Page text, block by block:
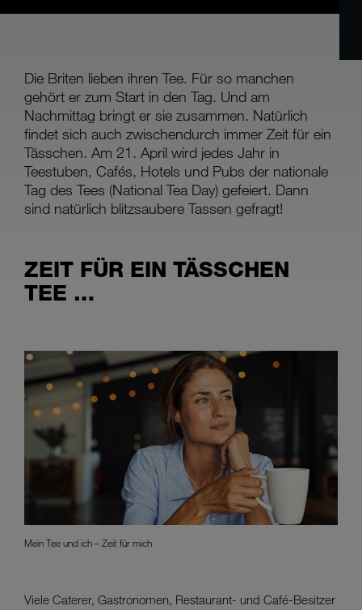
Die Briten lieben ihren Tee. Für so manchen
gehört er zum Start in den Tag. Und am
Nachmittag bringt er sie zusammen. Natürlich
findet sich auch zwischendurch immer Zeit für ein
Tässchen. Am 21. April wird jedes Jahr in
Teestuben, Cafés, Hotels und Pubs der nationale
Tag des Tees (National Tea Day) gefeiert. Dann
sind natürlich blitzsaubere Tassen gefragt!
ZEIT FÜR EIN TÄSSCHEN
TEE …
Mein Tee und ich – Zeit für mich
Viele Caterer, Gastronomen, Restaurant- und Café-Besitzer